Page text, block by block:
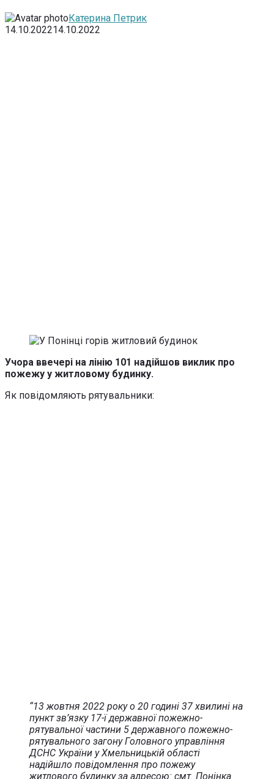
Катерина Петрик
14.10.202214.10.2022
Учора ввечері на лінію 101 надійшов виклик про
пожежу у житловому будинку.
Як повідомляють рятувальники:
“13 жовтня 2022 року о 20 годині 37 хвилині на
пункт зв’язку 17-ї державної пожежно-
рятувальної частини 5 державного пожежно-
рятувального загону Головного управління
ДСНС України у Хмельницькій області
надійшло повідомлення про пожежу
житлового будинку за адресою: смт. Понінка